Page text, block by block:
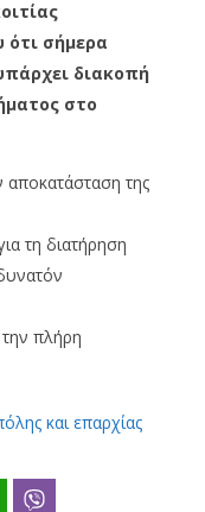
ότι σήμερα
διακοπή
στο
αποκατάσταση της
τη διατήρηση
πλήρη
και επαρχίας
WhatsApp